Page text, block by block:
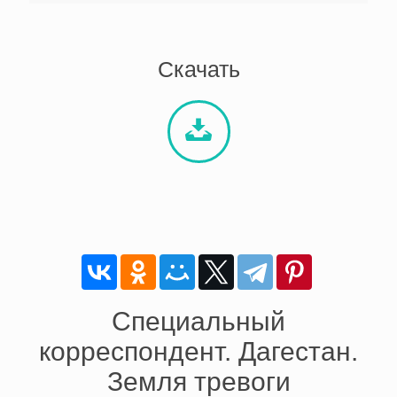
Скачать
Специальный
корреспондент. Дагестан.
Земля тревоги